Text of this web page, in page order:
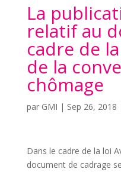
La
relatif au
cadre de
de la
chômage
par GMI | Sep 26, 2018
Dans le cadre de la loi
document de cadrage